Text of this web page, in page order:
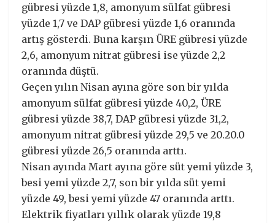
gübresi yüzde 1,8, amonyum sülfat gübresi
yüzde 1,7 ve DAP gübresi yüzde 1,6 oranında
artış gösterdi. Buna karşın ÜRE gübresi yüzde
2,6, amonyum nitrat gübresi ise yüzde 2,2
oranında düştü.
Geçen yılın Nisan ayına göre son bir yılda
amonyum sülfat gübresi yüzde 40,2, ÜRE
gübresi yüzde 38,7, DAP gübresi yüzde 31,2,
amonyum nitrat gübresi yüzde 29,5 ve 20.20.0
gübresi yüzde 26,5 oranında arttı.
Nisan ayında Mart ayına göre süt yemi yüzde 3,
besi yemi yüzde 2,7, son bir yılda süt yemi
yüzde 49, besi yemi yüzde 47 oranında arttı.
Elektrik fiyatları yıllık olarak yüzde 19,8